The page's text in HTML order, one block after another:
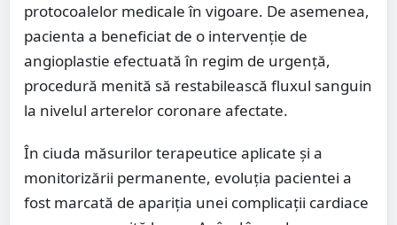
protocoalelor medicale în vigoare. De asemenea,
pacienta a beneficiat de o intervenție de
angioplastie efectuată în regim de urgență,
procedură menită să restabilească fluxul sanguin
la nivelul arterelor coronare afectate.
În ciuda măsurilor terapeutice aplicate și a
monitorizării permanente, evoluția pacientei a
fost marcată de apariția unei complicații cardiace